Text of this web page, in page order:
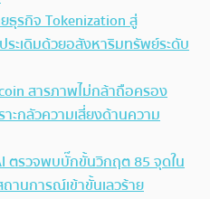
ธุรกิจ Tokenization สู่
ระเดิมด้วยอสังหาริมทรัพย์ระดับ
สารภาพไม่กล้าถือครอง
าะกลัวความเสี่ยงด้านความ
ตรวจพบบั๊กขั้นวิกฤต 85 จุดใน
านการณ์เข้าขั้นเลวร้าย